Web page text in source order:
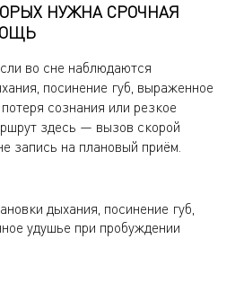
НУЖНА СРОЧНАЯ
во сне наблюдаются
посинение губ, выраженное
сознания или резкое
здесь — вызов скорой
запись на плановый приём.
дыхания, посинение губ,
удушье при пробуждении